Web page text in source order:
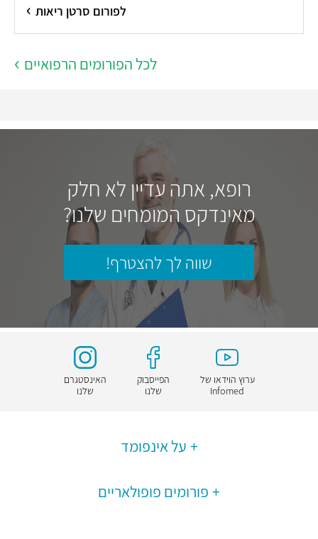
לפורום סרטן ריאות
לכל הפורומים הרפואיים
רופא, אתה עדיין לא חלק
מאינדקס המומחים שלנו?
שווה לך להצטרף!
ערוץ הוידאו של
Infomed
הפייסבוק
שלנו
האינסטגרם
שלנו
על אינפומד
פורומים פופולאריים